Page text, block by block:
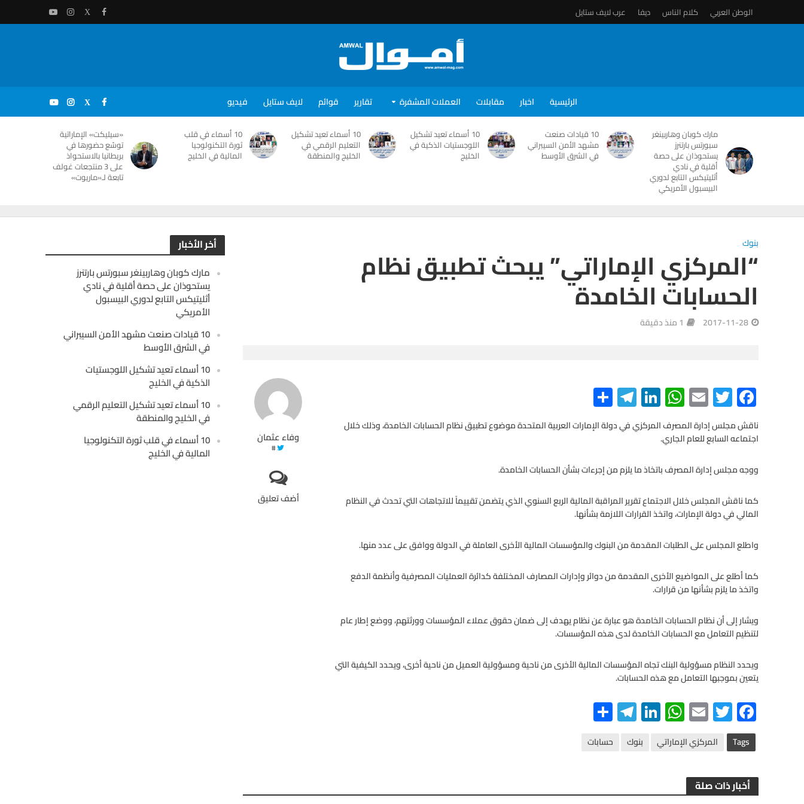
الوطن العربي كلام الناس ديفا عرب لايف ستايل
الرئيسية اخبار مقابلات العملات المشفرة تقارير قوائم لايف ستايل فيديو
مارك كوبان وهاربينغر
سبورتس بارتنرز
يستحوذان على حصة
أقلية في نادي
أثليتيكس التابع لدوري
البيسبول الأمريكي
10 قيادات صنعت
مشهد الأمن السيبراني
في الشرق الأوسط
10 أسماء تعيد تشكيل
اللوجستيات الذكية في
الخليج
10 أسماء تعيد تشكيل
التعليم الرقمي في
الخليج والمنطقة
10 أسماء في قلب
ثورة التكنولوجيا
المالية في الخليج
«سيليكت» الإماراتية
توسّع حضورها في
بريطانيا بالاستحواذ
على 3 منتجعات غولف
تابعة لـ«ماريوت»
أخر الأخبار
مارك كوبان وهاربينغر سبورتس بارتنرز
يستحوذان على حصة أقلية في نادي
أثليتيكس التابع لدوري البيسبول
الأمريكي
10 قيادات صنعت مشهد الأمن السيبراني
في الشرق الأوسط
10 أسماء تعيد تشكيل اللوجستيات
الذكية في الخليج
10 أسماء تعيد تشكيل التعليم الرقمي
في الخليج والمنطقة
10 أسماء في قلب ثورة التكنولوجيا
المالية في الخليج
بنوك
“المركزي الإماراتي” يبحث تطبيق نظام
الحسابات الخامدة
2017-11-28 1 منذ دقيقة
وفاء عثمان
#
أضف تعليق
F
ac
e
o
o
k
T
wi
tt
er
E
m
ail
W
h
at
s
A
p
p
Li
n
ke
n
Te
le
gr
m
S
h
ar
ناقش مجلس إدارة المصرف المركزي في دولة الإمارات العربية المتحدة موضوع تطبيق نظام الحسابات الخامدة، وذلك خلال
اجتماعه السابع للعام الجاري.
ووجه مجلس إدارة المصرف باتخاذ ما يلزم من إجرءات بشأن الحسابات الخامدة.
كما ناقش المجلس خلال الاجتماع تقرير المراقبة المالية الربع السنوي الذي يتضمن تقييماً للاتجاهات التي تحدث في النظام
المالي في دولة الإمارات، واتخذ القرارات اللازمة بشأنها.
واطلع المجلس على الطلبات المقدمة من البنوك والمؤسسات المالية الأخرى العاملة في الدولة ووافق على عدد منها.
كما أطلع على المواضيع الأخرى المقدمة من دوائر وإدارات المصارف المختلفة كدائرة العمليات المصرفية وأنظمة الدفع
واتخذ ما يلزم بشأنها من قرارات.
ويشار إلى أن نظام الحسابات الخامدة هو عبارة عن نظام يهدف إلى ضمان حقوق عملاء المؤسسات وورثتهم، ووضع إطار عام
لتنظيم التعامل مع الحسابات الخامدة لدى هذه المؤسسات.
ويحدد النظام مسؤولية البنك تجاه المؤسسات المالية الأخرى من ناحية ومسؤولية العميل من ناحية أخرى، ويحدد الكيفية التي
يتعين بموجبها التعامل مع هذه الحسابات.
F
ac
e
b
o
T
wi
tt
er
E
m
ail
W
h
at
A
Li
n
ke
n
Te
le
gr
m
S
h
ar Tags المركزي الإماراتي بنوك حسابات
أخبار ذات صلة